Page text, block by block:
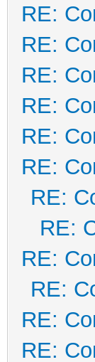
RE:
RE:
RE:
RE:
RE:
RE:
RE:
RE:
RE:
RE:
RE:
RE: